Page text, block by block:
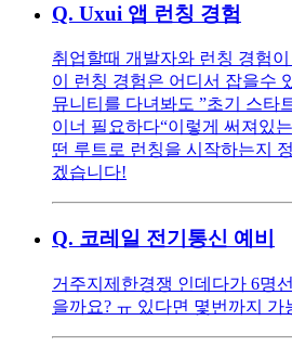
Q. Uxui 앱 런칭 경험
취업할때 개발자와 런칭 경험
이 런칭 경험은 어디서 잡을수
뮤니티를 다녀봐도 ”초기 스타
이너 필요하다“이렇게 써져있
떤 루트로 런칭을 시작하는지
겠습니다!
Q. 코레일 전기통신 예비
거주지제한경쟁 인데다가 6명
을까요? ㅠ 있다면 몇번까지 가